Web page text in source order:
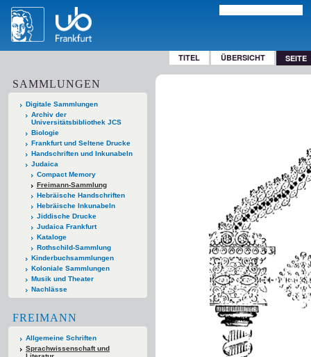
TITEL ÜBERSICHT SEITE
SAMMLUNGEN
Digitale Sammlungen
Archiv der
Universitätsbibliothek JCS
Biologie
Frankfurt und Seltene Drucke
Handschriften und Inkunabeln
Judaica
Compact Memory
Freimann-Sammlung
Hebräische Handschriften
Hebräische Inkunabeln
Jiddische Drucke
Judaica Frankfurt
Kataloge
Rothschild-Sammlung
Kinderbuchsammlungen
Koloniale Sammlungen
Musik und Theater
Nachlässe
FREIMANN
Allgemeine Schriften
Sprachwissenschaft und